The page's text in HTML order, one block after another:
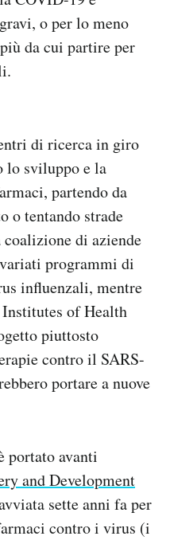
o per lo meno
da cui partire per
di ricerca in giro
lo sviluppo e la
partendo da
o tentando strade
coalizione di aziende
programmi di
influenzali, mentre
of Health
piuttosto
contro il SARS-
portare a nuove
portato avanti
and Development
sette anni fa per
contro i virus (i